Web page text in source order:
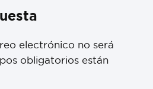
electrónico no será
obligatorios están